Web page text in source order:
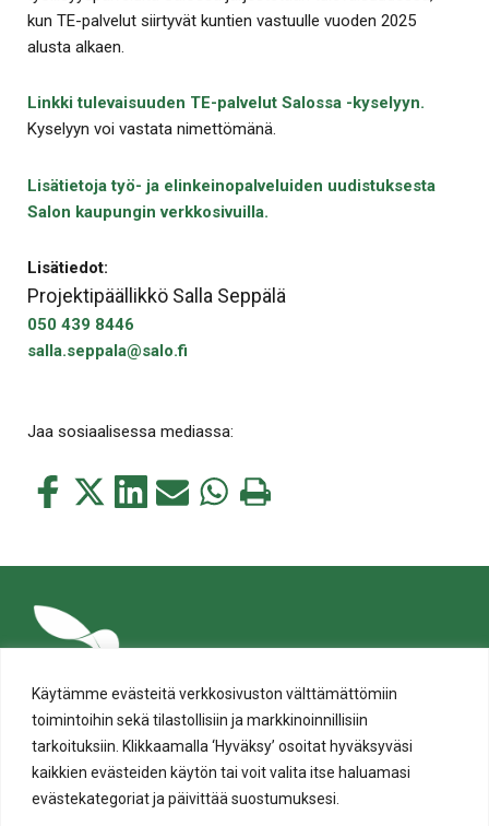
Käytämme evästeitä verkkosivuston välttämättömiin
toimintoihin sekä tilastollisiin ja markkinoinnillisiin
tarkoituksiin. Klikkaamalla ‘Hyväksy’ osoitat hyväksyväsi
kaikkien evästeiden käytön tai voit valita itse haluamasi
evästekategoriat ja päivittää suostumuksesi.
kun TE-palvelut siirtyvät kuntien vastuulle vuoden 2025
alusta alkaen.
Linkki tulevaisuuden TE-palvelut Salossa -kyselyyn.
Kyselyyn voi vastata nimettömänä.
Lisätietoja työ- ja elinkeinopalveluiden uudistuksesta
Salon kaupungin verkkosivuilla.
Lisätiedot:
Projektipäällikkö Salla Seppälä
050 439 8446
salla.seppala@salo.fi
Jaa sosiaalisessa mediassa:
Jaa
Jaa
Jaa Jaa Jaa Tulosta